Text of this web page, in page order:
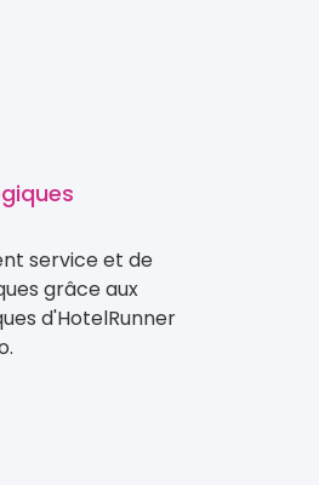
service et de
grâce aux
d'HotelRunner